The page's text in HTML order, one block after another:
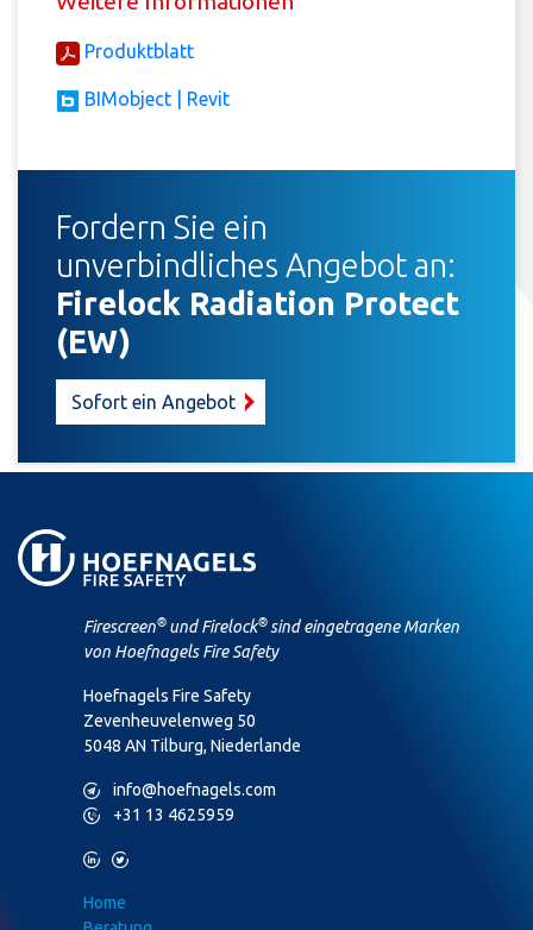
Produktblatt
BIMobject | Revit
Fordern Sie ein
unverbindliches Angebot an:
Firelock Radiation Protect
(EW)
Sofort ein Angebot
Firescreen® und Firelock®sind eingetragene Marken
von Hoefnagels Fire Safety
Hoefnagels Fire Safety
Zevenheuvelenweg 50
5048 AN Tilburg, Niederlande
M info@hoefnagels.com
P +31 13 4625959
L T
Home